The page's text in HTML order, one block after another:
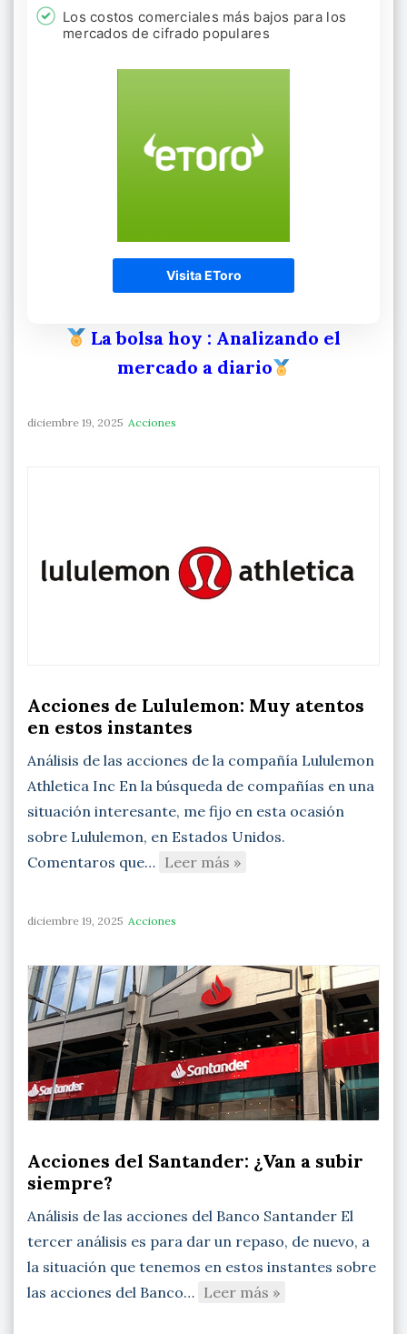
Los costos comerciales más bajos para los
mercados de cifrado populares
Visita EToro
La bolsa hoy : Analizando el
mercado a diario
diciembre 19, 2025 Acciones
Acciones de Lululemon: Muy atentos
en estos instantes
Análisis de las acciones de la compañía Lululemon
Athletica Inc En la búsqueda de compañías en una
situación interesante, me fijo en esta ocasión
sobre Lululemon, en Estados Unidos.
Comentaros que… Leer más »
diciembre 19, 2025 Acciones
Acciones del Santander: ¿Van a subir
siempre?
Análisis de las acciones del Banco Santander El
tercer análisis es para dar un repaso, de nuevo, a
la situación que tenemos en estos instantes sobre
las acciones del Banco… Leer más »